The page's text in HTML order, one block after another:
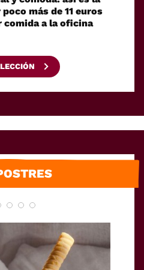
más de 11 euros
comida a la oficina